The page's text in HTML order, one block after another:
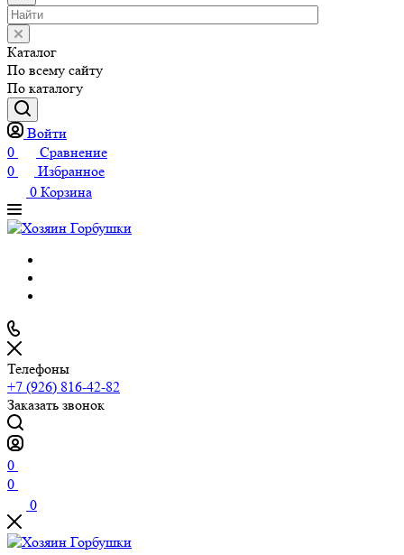
Каталог
По всему сайту
По каталогу
Войти
0
Сравнение
0
Избранное
0 Корзина
Телефоны
+7 (926) 816-42-82
Заказать звонок
0
0
0